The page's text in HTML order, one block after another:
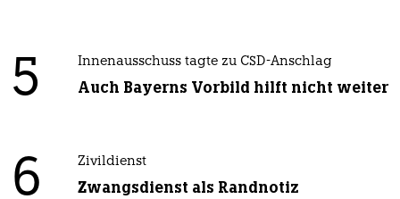
5 Innenausschuss tagte zu CSD-Anschlag
Auch Bayerns Vorbild hilft nicht weiter
6 Zivildienst
Zwangsdienst als Randnotiz